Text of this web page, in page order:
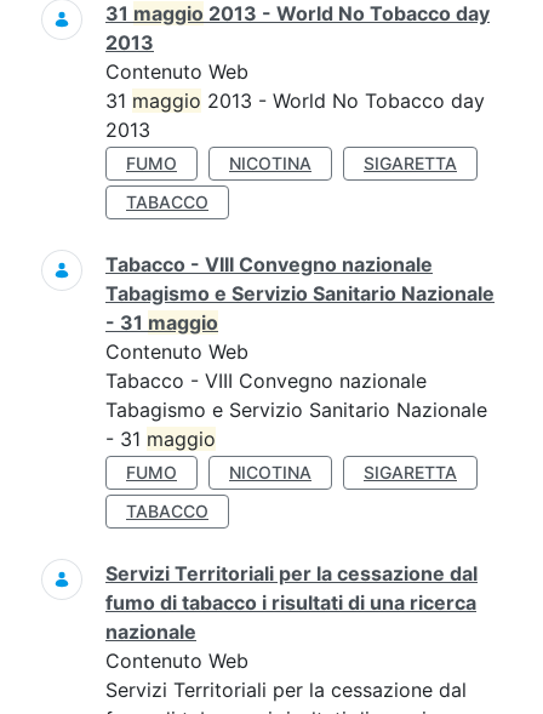
31 maggio 2013 - World No Tobacco day
2013
Contenuto Web
31 maggio 2013 - World No Tobacco day
2013
FUMO NICOTINA
SIGARETTA
TABACCO
Tabacco - VIII Convegno nazionale
Tabagismo e Servizio Sanitario Nazionale
- 31 maggio
Contenuto Web
Tabacco - VIII Convegno nazionale
Tabagismo e Servizio Sanitario Nazionale
- 31 maggio
FUMO NICOTINA
SIGARETTA
TABACCO
Servizi Territoriali per la cessazione dal
fumo di tabacco i risultati di una ricerca
nazionale
Contenuto Web
Servizi Territoriali per la cessazione dal